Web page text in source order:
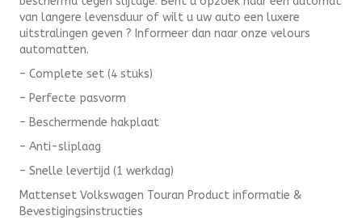
van langere levensduur of wilt u uw auto een luxere
uitstralingen geven ? Informeer dan naar onze velours
automatten.
– Complete set (4 stuks)
– Perfecte pasvorm
– Beschermende hakplaat
– Anti-sliplaag
– Snelle levertijd (1 werkdag)
Mattenset Volkswagen Touran Product informatie &
Bevestigingsinstructies